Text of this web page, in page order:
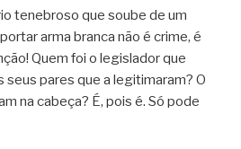
tenebroso que soube de um
arma branca não é crime, é
Quem foi o legislador que
seus pares que a legitimaram? O
na cabeça? É, pois é. Só pode